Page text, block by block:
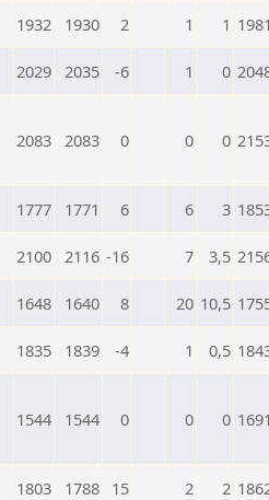
1932 1930 2 1 1
2029 2035 -6 1 0
2083 2083 0 0 0
1777 1771 6 6 3
2100 2116 -16 7 3,5
1648 1640 8 20 10,5
1835 1839 -4 1 0,5
1544 1544 0 0 0
1803 1788 15 2 2